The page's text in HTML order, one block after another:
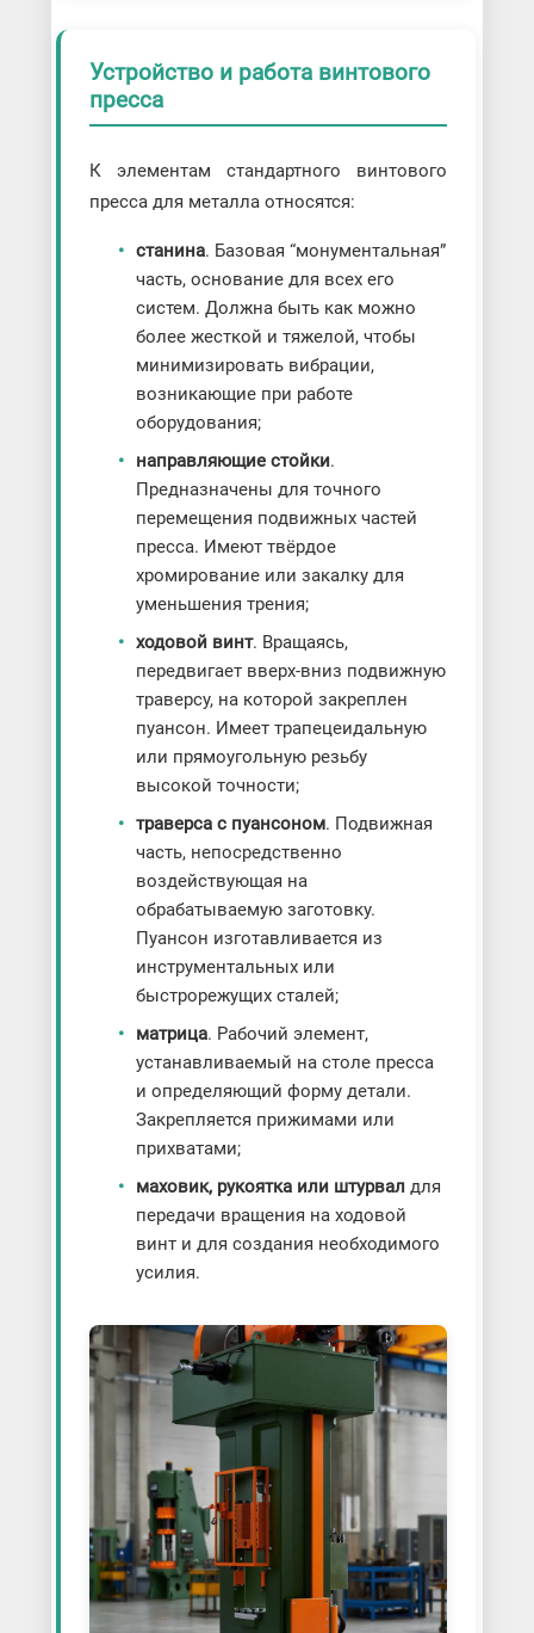
Устройство и работа винтового
пресса
К элементам стандартного винтового
пресса для металла относятся:
станина. Базовая “монументальная”
часть, основание для всех его
систем. Должна быть как можно
более жесткой и тяжелой, чтобы
минимизировать вибрации,
возникающие при работе
оборудования;
направляющие стойки.
Предназначены для точного
перемещения подвижных частей
пресса. Имеют твёрдое
хромирование или закалку для
уменьшения трения;
ходовой винт. Вращаясь,
передвигает вверх-вниз подвижную
траверсу, на которой закреплен
пуансон. Имеет трапецеидальную
или прямоугольную резьбу
высокой точности;
траверса с пуансоном. Подвижная
часть, непосредственно
воздействующая на
обрабатываемую заготовку.
Пуансон изготавливается из
инструментальных или
быстрорежущих сталей;
матрица. Рабочий элемент,
устанавливаемый на столе пресса
и определяющий форму детали.
Закрепляется прижимами или
прихватами;
маховик, рукоятка или штурвалдля
передачи вращения на ходовой
винт и для создания необходимого
усилия.